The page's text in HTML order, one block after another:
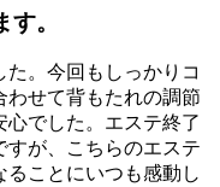
。
。今回もしっかりコ
わせて背もたれの調節
でした。エステ終了
すが、こちらのエステ
ことにいつも感動し